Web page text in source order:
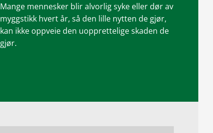
Mange mennesker blir alvorlig syke eller dør av
myggstikk hvert år, så den lille nytten de gjør,
kan ikke oppveie den uopprettelige skaden de
gjør.